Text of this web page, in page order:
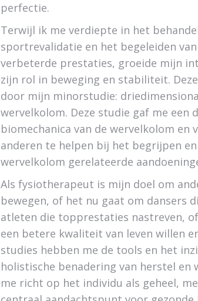
perfectie.
Terwijl ik me verdiepte in het
sportrevalidatie en het begeleiden
verbeterde prestaties, groeide mijn
zijn rol in beweging en stabiliteit.
door mijn minorstudie:
wervelkolom. Deze studie gaf me een
biomechanica van de wervelkolom
anderen te helpen bij het begrijpen
wervelkolom gerelateerde
Als fysiotherapeut is mijn doel om
bewegen, of het nu gaat om dansers
atleten die topprestaties nastreven,
een betere kwaliteit van leven willen
studies hebben me de tools en het
holistische benadering van herstel en
me richt op het individu als geheel,